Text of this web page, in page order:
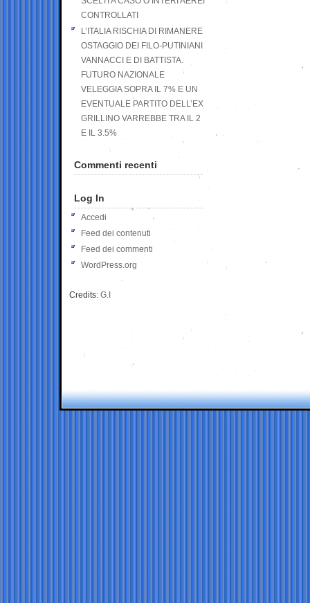
CONTROLLATI
L’ITALIA RISCHIA DI RIMANERE
OSTAGGIO DEI FILO-PUTINIANI
VANNACCI E DI BATTISTA.
FUTURO NAZIONALE
VELEGGIA SOPRA IL 7% E UN
EVENTUALE PARTITO DELL’EX
GRILLINO VARREBBE TRA IL 2
E IL 3.5%
Commenti recenti
Log In
Accedi
Feed dei contenuti
Feed dei commenti
WordPress.org
Credits: G.I